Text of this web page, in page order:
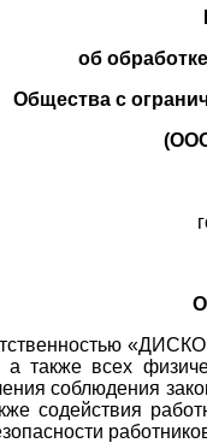
об
Общества с
а также всех
соблюдения
содействия